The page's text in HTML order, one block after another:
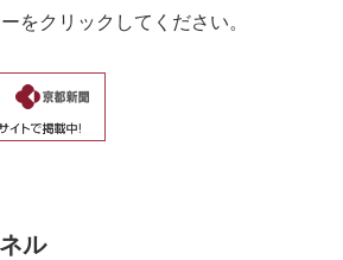
をクリックしてください。
ル